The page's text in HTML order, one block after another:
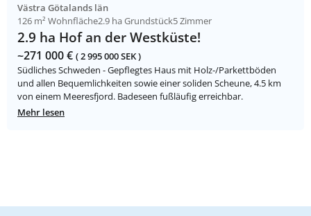
Västra Götalands län
126 m² Wohnfläche2.9 ha Grundstück5 Zimmer
2.9 ha Hof an der Westküste!
~271 000 € ( 2 995 000 SEK )
Südliches Schweden - Gepflegtes Haus mit Holz-/Parkettböden
und allen Bequemlichkeiten sowie einer soliden Scheune, 4.5 km
von einem Meeresfjord. Badeseen fußläufig erreichbar.
Mehr lesen